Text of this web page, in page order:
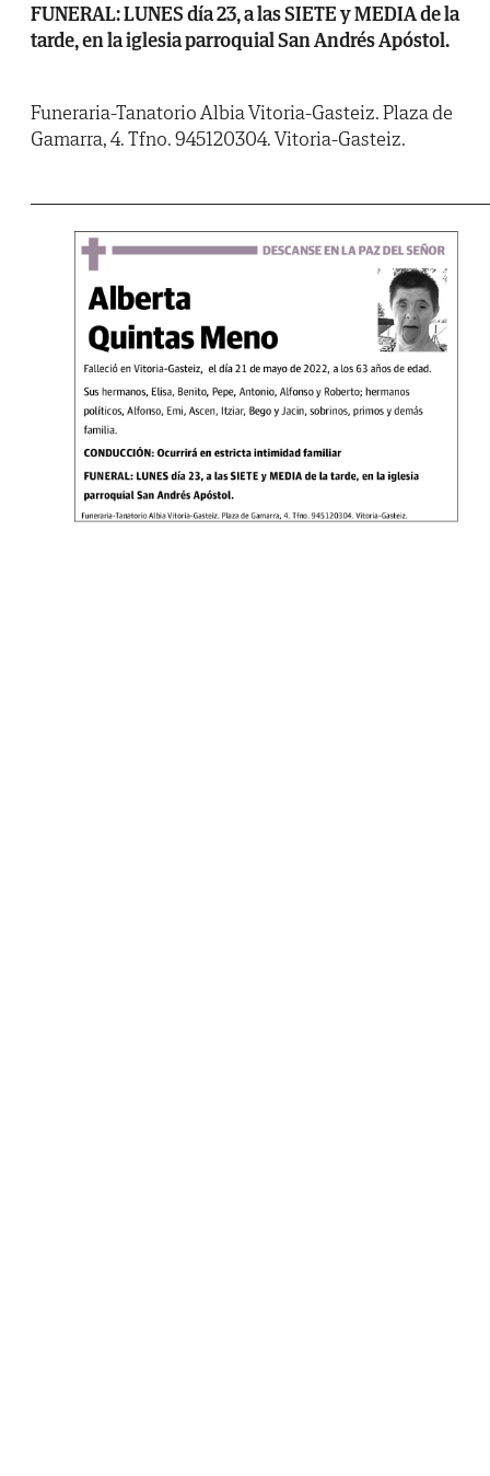
FUNERAL: LUNES día 23, a las SIETE y MEDIA de la
tarde, en la iglesia parroquial San Andrés Apóstol.
Funeraria-Tanatorio Albia Vitoria-Gasteiz. Plaza de
Gamarra, 4. Tfno. 945120304. Vitoria-Gasteiz.